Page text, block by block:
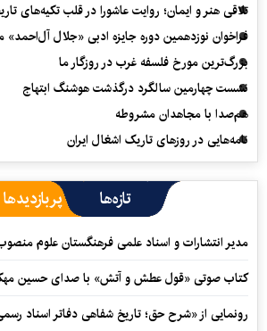
تلاقی هنر و ایمان؛ روایت عاشورا در قلب تکیه‌های
فراخوان نوزدهمین دوره جایزه ادبی «جلال
بزرگ‌ترین مورخ فلسفه غرب در روزگار ما
نشست چهارمین سالگرد درگذشت هوشنگ ابتهاج
هم‌صدا با مجاهدان مشروطه
نامه‌هایی در روزهای تاریک اشغال ایران
تازه‌ها پربازدیدها
مدیر انتشارات و اسناد علمی فرهنگستان علوم
کتاب صوتی «قول عطش و آتش» با صدای حسین
رونمایی از «شرح حق؛ تاریخ شفاهی دفاتر اسناد